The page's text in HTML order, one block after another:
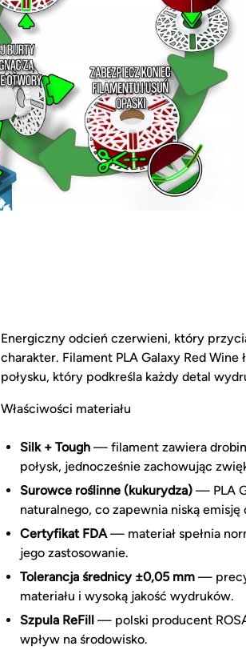
Energiczny odcień czerwieni, który
charakter. Filament PLA Galaxy Red
połysku, który podkreśla każdy detal
Właściwości materiału
Silk + Tough — filament zawiera
połysk, jednocześnie zachowując
Surowce roślinne (kukurydza) — PLA
naturalnego, co zapewnia niską
Certyfikat FDA— materiał spełnia
jego zastosowanie.
Tolerancja średnicy ±0,05 mm —
materiału i wysoką jakość wydruków.
Szpula ReFill — polski producent
wpływ na środowisko.